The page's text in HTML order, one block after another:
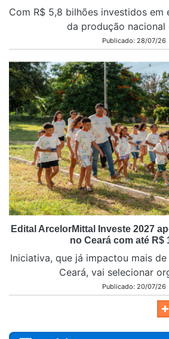
Com R$ 5,8 bilhões investidos em
da produção nacional
Publicado: 28/07/26
Edital ArcelorMittal Investe 2027
no Ceará com até R$
Iniciativa, que já impactou mais
Ceará, vai selecionar
Publicado: 20/07/26